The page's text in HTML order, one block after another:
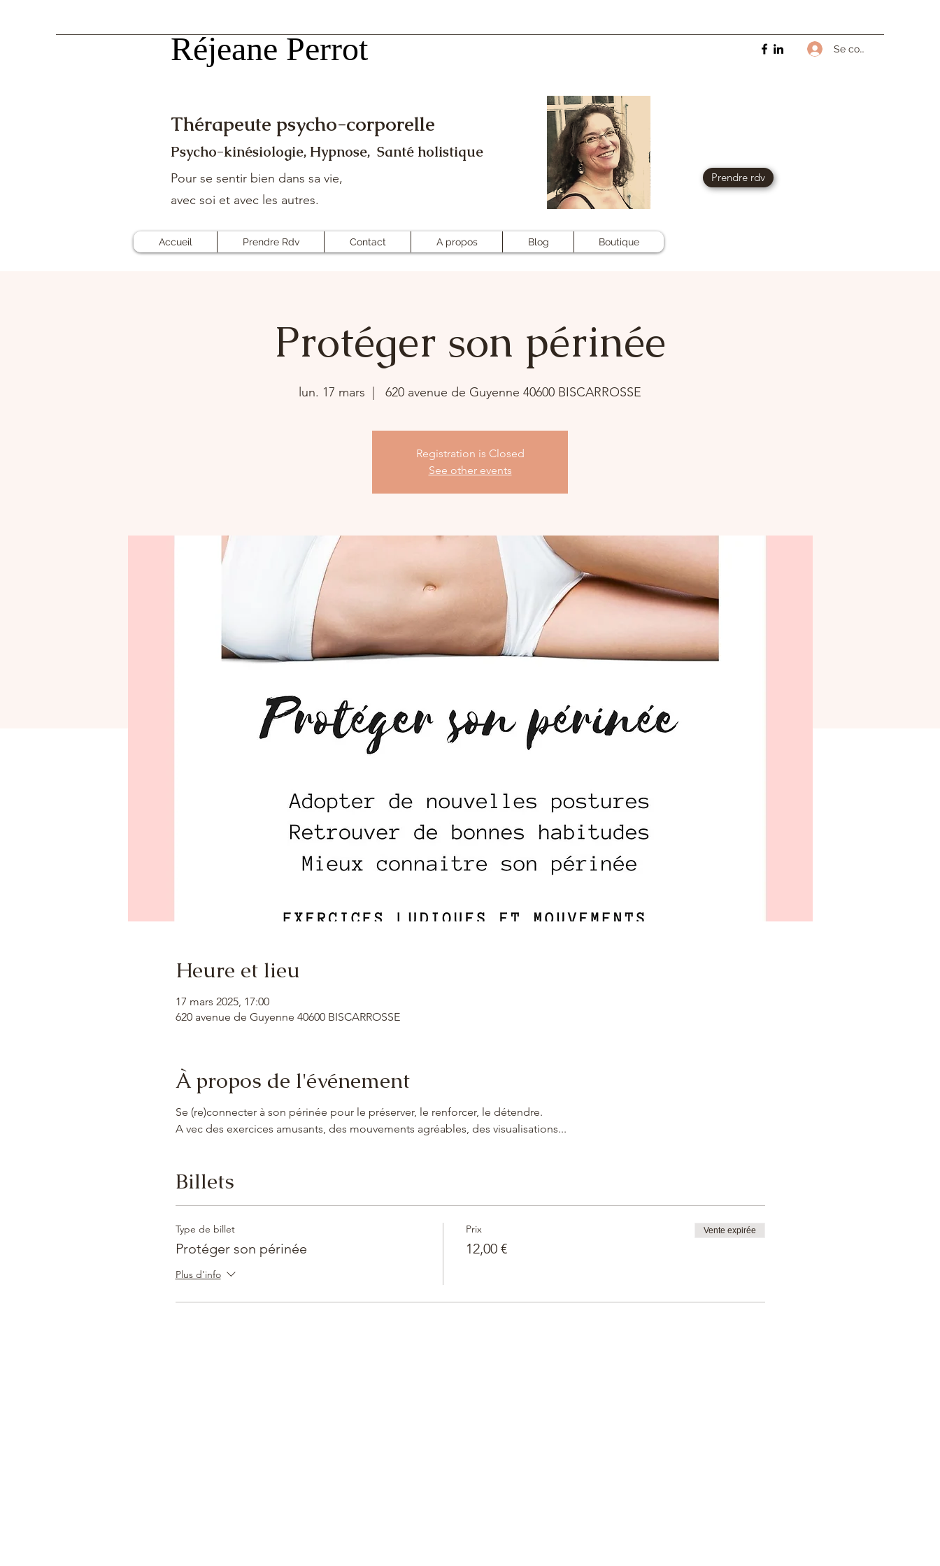
Se connecter
Réjeane Perrot
Réjeane Perrot
Thérapeute psycho-corporelle
Psycho-kinésiologie, Hypnose, Santé holistique
Pour se sentir bien dans sa vie,
avec soi et avec les autres.
Prendre rdv
Accueil Prendre Rdv Contact A propos Blog Boutique
Protéger son périnée
lun. 17 mars 620 avenue de Guyenne 40600 BISCARROSSE
Registration is Closed
See other events
Heure et lieu
17 mars 2025, 17:00
620 avenue de Guyenne 40600 BISCARROSSE
À propos de l'événement
Se (re)connecter à son périnée pour le préserver, le renforcer, le détendre.
A vec des exercices amusants, des mouvements agréables, des visualisations...
Billets
Type de billet
Protéger son périnée
Plus d'info
Prix
12,00 €
Vente expirée